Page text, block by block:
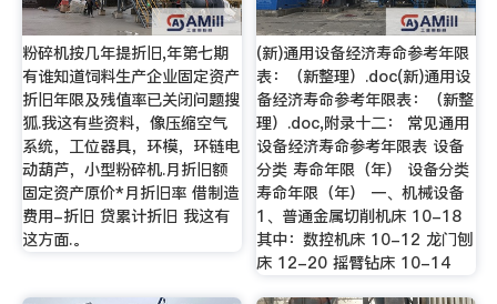
粉碎机按几年提折旧,年第七期
有谁知道饲料生产企业固定资产
折旧年限及残值率已关闭问题搜
狐.我这有些资料，像压缩空气
系统，工位器具，环模，环链电
动葫芦，小型粉碎机.月折旧额
固定资产原价*月折旧率 借制造
费用-折旧 贷累计折旧 我这有
这方面.。
(新)通用设备经济寿命参考年限
表：（新整理）.doc(新)通用设
备经济寿命参考年限表：（新整
理）.doc,附录十二： 常见通用
设备经济寿命参考年限表 设备
分类 寿命年限（年） 设备分类
寿命年限（年） 一、机械设备
1、普通金属切削机床 10-18
其中：数控机床 10-12 龙门刨
床 12-20 摇臂钻床 10-14